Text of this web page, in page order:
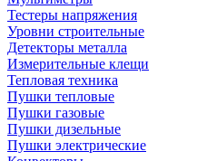
Тестеры напряжения
Уровни строительные
Детекторы металла
Измерительные клещи
Тепловая техника
Пушки тепловые
Пушки газовые
Пушки дизельные
Пушки электрические